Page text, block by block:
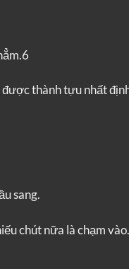
được thành tựu nhất
sang.
chút nữa là chạm vào.